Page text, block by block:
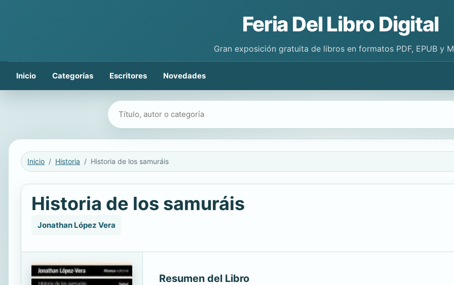
Feria Del Libro Digital
Gran exposición gratuita de libros en formatos PDF, EPUB y
Inicio Categorías Escritores Novedades
Buscar libros
Inicio Historia Historia de los samuráis
Historia de los samuráis
Jonathan López Vera
Resumen del Libro